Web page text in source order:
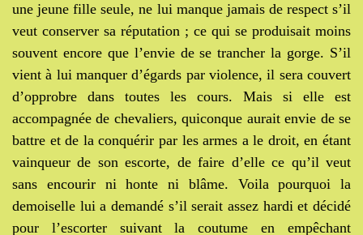
une jeune fille seule, ne lui manque jamais de respect s’il
veut conserver sa réputation ; ce qui se produisait moins
souvent encore que l’envie de se trancher la gorge. S’il
vient à lui manquer d’égards par violence, il sera couvert
d’opprobre dans toutes les cours. Mais si elle est
accompagnée de chevaliers, quiconque aurait envie de se
battre et de la conquérir par les armes a le droit, en étant
vainqueur de son escorte, de faire d’elle ce qu’il veut
sans encourir ni honte ni blâme. Voila pourquoi la
demoiselle lui a demandé s’il serait assez hardi et décidé
pour l’escorter suivant la coutume en empêchant